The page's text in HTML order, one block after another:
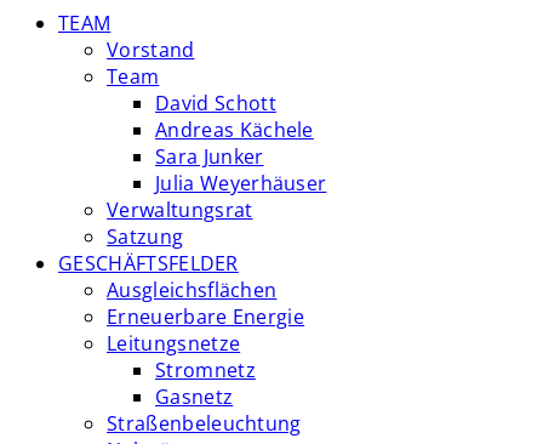
TEAM
Vorstand
Team
David Schott
Andreas Kächele
Sara Junker
Julia Weyerhäuser
Verwaltungsrat
Satzung
GESCHÄFTSFELDER
Ausgleichsflächen
Erneuerbare Energie
Leitungsnetze
Stromnetz
Gasnetz
Straßenbeleuchtung